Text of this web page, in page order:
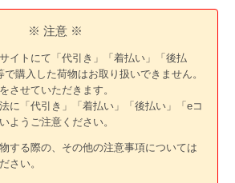
※ 注意 ※
イトにて「代引き」「着払い」「後払
購入した荷物はお取り扱いできません。
させていただきます。
に「代引き」「着払い」「後払い」「eコ
ようご注意ください。
する際の、その他の注意事項については
さい。